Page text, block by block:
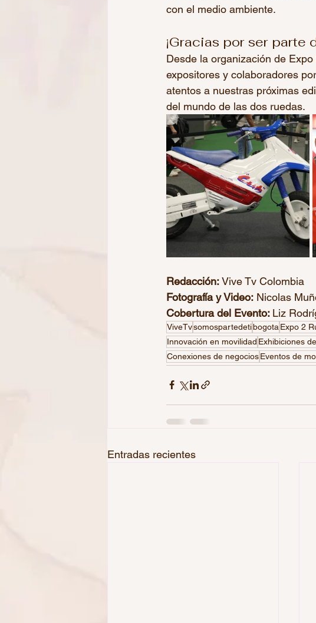
con el medio ambiente.
¡Gracias por ser parte
Desde la organización de
expositores y colaboradores
atentos a nuestras próximas
del mundo de las dos ruedas.
Redacción: Vive Tv Colombia
Fotografía y Video: Nicolas
Cobertura del Evento: Liz
ViveTvsomospartedetibogota Expo 2
Innovación en movilidad Exhibiciones
Conexiones de negociosEventos de
Entradas recientes